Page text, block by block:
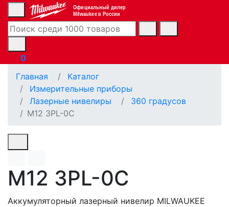
Официальный дилер
Milwaukee в России
0
Главная
Каталог
Измерительные приборы
Лазерные нивелиры
360 градусов
M12 3PL-0C
M12 3PL-0C
Аккумуляторный лазерный нивелир MILWAUKEE